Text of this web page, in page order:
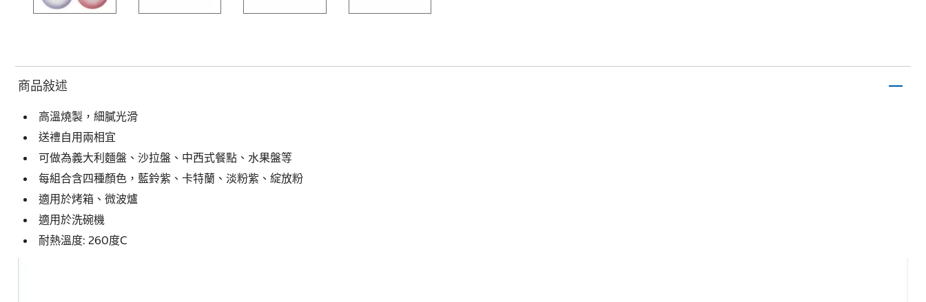
商品敍述
高溫燒製，細膩光滑
送禮自用兩相宜
可做為義大利麵盤、沙拉盤、中西式餐點、水果盤等
每組合含四種顏色，藍鈴紫、卡特蘭、淡粉紫、綻放粉
適用於烤箱、微波爐
適用於洗碗機
耐熱溫度: 260度C